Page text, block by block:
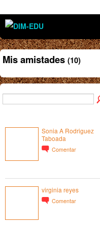
Mis amistades (10)
Sonia A Rodriguez
Taboada
Comentar
virginia reyes
Comentar